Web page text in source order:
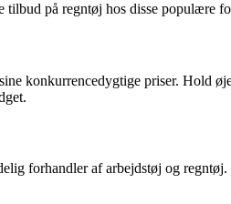
tilbud på regntøj hos disse populære
konkurrencedygtige priser. Hold
forhandler af arbejdstøj og